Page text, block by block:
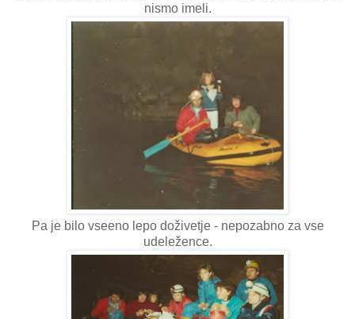
nismo imeli.
Pa je bilo vseeno lepo doživetje - nepozabno za vse
udeležence.